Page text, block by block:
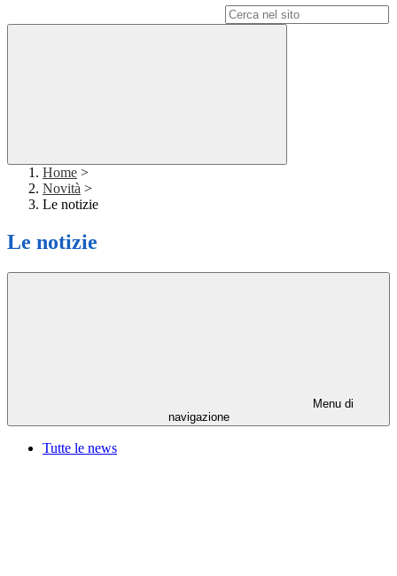
Home >
Novità >
Le notizie
Le notizie
Menu di
navigazione
Tutte le news